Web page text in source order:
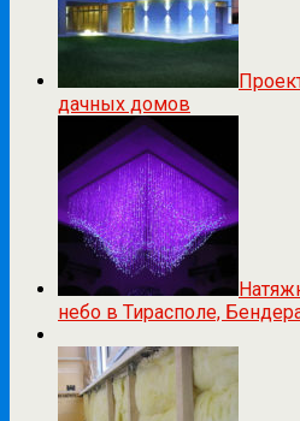
дачных домов
небо в Тирасполе,